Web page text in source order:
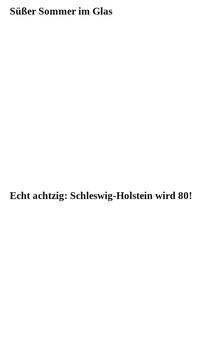
Süßer Sommer im Glas
Echt achtzig: Schleswig-Holstein wird 80!